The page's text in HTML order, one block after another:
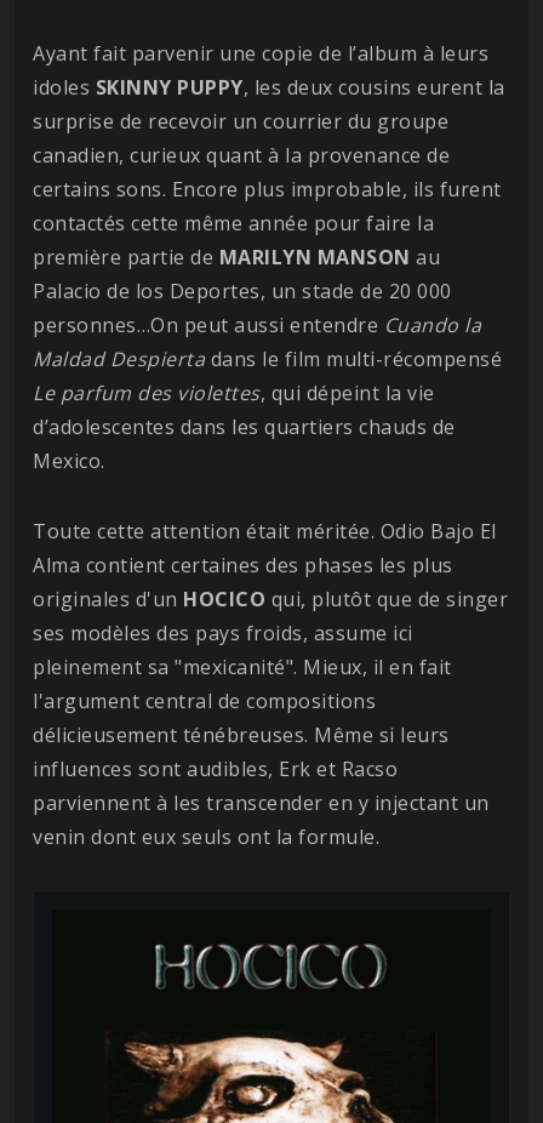
Ayant fait parvenir une copie de l’album à leurs
idoles SKINNY PUPPY, les deux cousins eurent la
surprise de recevoir un courrier du groupe
canadien, curieux quant à la provenance de
certains sons. Encore plus improbable, ils furent
contactés cette même année pour faire la
première partie de MARILYN MANSON au
Palacio de los Deportes, un stade de 20 000
personnes…On peut aussi entendre Cuando la
Maldad Despierta dans le film multi-récompensé
Le parfum des violettes, qui dépeint la vie
d’adolescentes dans les quartiers chauds de
Mexico.
Toute cette attention était méritée. Odio Bajo El
Alma contient certaines des phases les plus
originales d'un HOCICO qui, plutôt que de singer
ses modèles des pays froids, assume ici
pleinement sa "mexicanité". Mieux, il en fait
l'argument central de compositions
délicieusement ténébreuses. Même si leurs
influences sont audibles, Erk et Racso
parviennent à les transcender en y injectant un
venin dont eux seuls ont la formule.